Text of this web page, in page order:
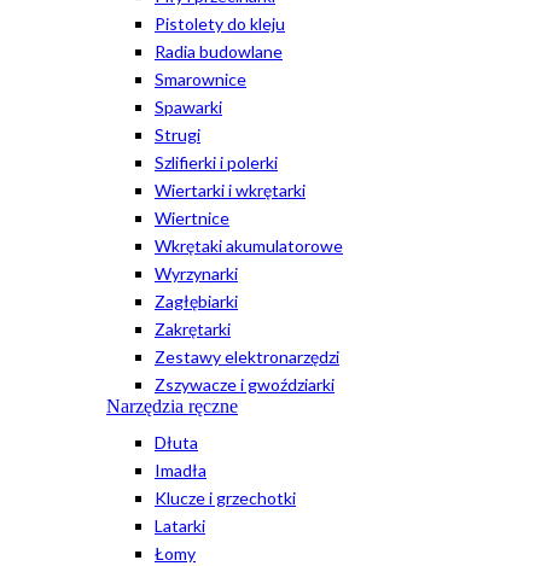
Pistolety do kleju
Radia budowlane
Smarownice
Spawarki
Strugi
Szlifierki i polerki
Wiertarki i wkrętarki
Wiertnice
Wkrętaki akumulatorowe
Wyrzynarki
Zagłębiarki
Zakrętarki
Zestawy elektronarzędzi
Zszywacze i gwoździarki
Narzędzia ręczne
Dłuta
Imadła
Klucze i grzechotki
Latarki
Łomy